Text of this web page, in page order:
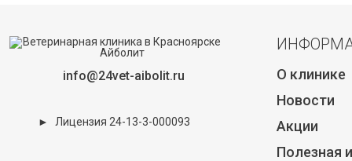
info@24vet-aibolit.ru
► Лицензия 24-13-3-000093
О клинике
Новости
Акции
Полезная